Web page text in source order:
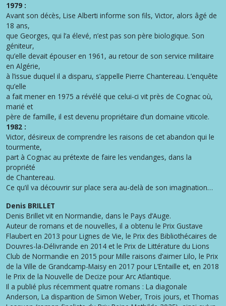
1979 :
Avant son décès, Lise Alberti informe son fils, Victor, alors âgé de
18 ans,
que Georges, qui l’a élevé, n’est pas son père biologique. Son
géniteur,
qu’elle devait épouser en 1961, au retour de son service militaire
en Algérie,
à l’issue duquel il a disparu, s’appelle Pierre Chantereau. L’enquête
qu’elle
a fait mener en 1975 a révélé que celui-ci vit près de Cognac où,
marié et
père de famille, il est devenu propriétaire d’un domaine viticole.
1982 :
Victor, désireux de comprendre les raisons de cet abandon qui le
tourmente,
part à Cognac au prétexte de faire les vendanges, dans la
propriété
de Chantereau.
Ce qu’il va découvrir sur place sera au-delà de son imagination…
Denis BRILLET
Denis Brillet vit en Normandie, dans le Pays d’Auge.
Auteur de romans et de nouvelles, il a obtenu le Prix Gustave
Flaubert en 2013 pour Lignes de Vie, le Prix des Bibliothécaires de
Douvres-la-Délivrande en 2014 et le Prix de Littérature du Lions
Club de Normandie en 2015 pour Mille raisons d’aimer Lilo, le Prix
de la Ville de Grandcamp-Maisy en 2017 pour L’Entaille et, en 2018
le Prix de la Nouvelle de Decize pour Arc Atlantique.
Il a publié plus récemment quatre romans : La diagonale
Anderson, La disparition de Simon Weber, Trois jours, et Thomas